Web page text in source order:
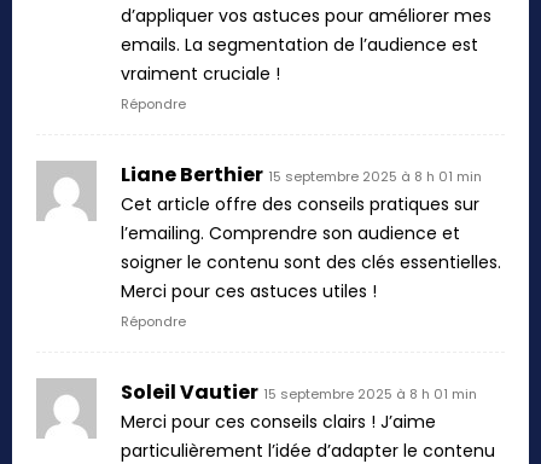
d’appliquer vos astuces pour améliorer mes
emails. La segmentation de l’audience est
vraiment cruciale !
Répondre
Liane Berthier 15 septembre 2025 à 8 h 01 min
Cet article offre des conseils pratiques sur
l’emailing. Comprendre son audience et
soigner le contenu sont des clés essentielles.
Merci pour ces astuces utiles !
Répondre
Soleil Vautier 15 septembre 2025 à 8 h 01 min
Merci pour ces conseils clairs ! J’aime
particulièrement l’idée d’adapter le contenu